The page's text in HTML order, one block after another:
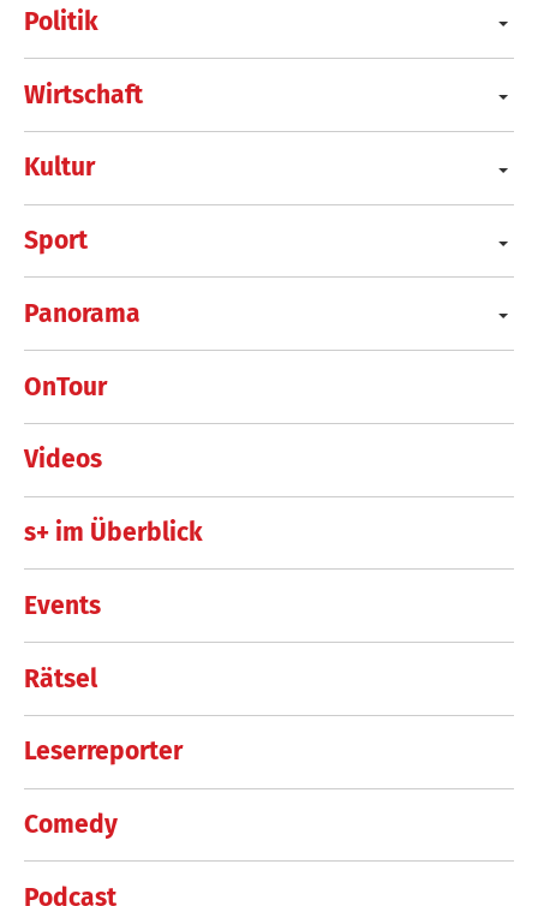
Politik
Wirtschaft
Kultur
Sport
Panorama
OnTour
Videos
s+ im Überblick
Events
Rätsel
Leserreporter
Comedy
Podcast